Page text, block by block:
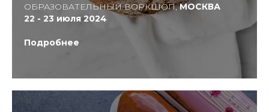
ОБРАЗОВАТЕЛЬНЫЙ ВОРКШОП,МОСКВА
22 - 23 июля 2024
Подробнее